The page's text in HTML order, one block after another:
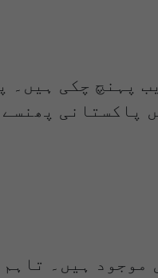
پہنچ چکی ہیں۔
پاکستانی پھنسے
مختلف شہروں میں